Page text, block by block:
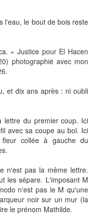
l'eau, le bout de bois reste
« Justice pour El Hacen
photographié avec mon
et dix ans après : ni oubli
lettre du premier coup. Ici
avec sa coupe au bol. Ici
collée à gauche du
n'est pas la même lettre.
les sépare. L'imposant M
n'est pas le M qu'une
noir sur un mur (la
le prénom Mathilde.